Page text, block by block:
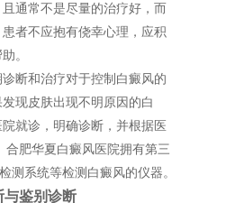
通常不是尽量的治疗好，而
者不应抱有侥幸心理，应积
。
断和治疗对于控制白癜风的
现皮肤出现不明原因的白
就诊，明确诊断，并根据医
合肥华夏白癜风医院拥有第三
测系统等检测白癜风的仪器。
与鉴别诊断